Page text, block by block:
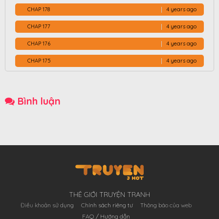
CHAP 178 4 years ago
CHAP 177 4 years ago
CHAP 176 4 years ago
CHAP 175 4 years ago
CHAP 170 4 years ago
Bình luận
THÊ GIỚI TRUYỆN TRANH
Điều khoản sử dụng Chính sách riêng tư
Thông báo của web
FAQ / Hướng dẫn